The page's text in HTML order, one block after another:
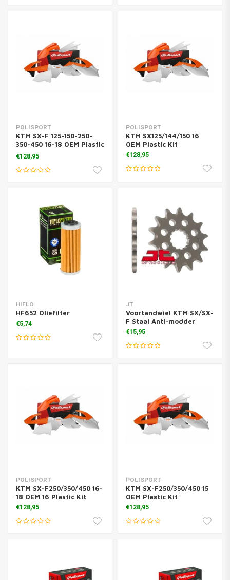
POLISPORT
KTM SX-F 125-150-250-
350-450 16-18 OEM Plastic
Kit
€128,95
POLISPORT
KTM SX125/144/150 16
OEM Plastic Kit
€128,95
HIFLO
HF652 Oliefilter
€5,74
JT
Voortandwiel KTM SX/SX-
F Staal Anti-modder
€15,95
POLISPORT
KTM SX-F250/350/450 16-
18 OEM 16 Plastic Kit
€128,95
POLISPORT
KTM SX-F250/350/450 15
OEM Plastic Kit
€128,95